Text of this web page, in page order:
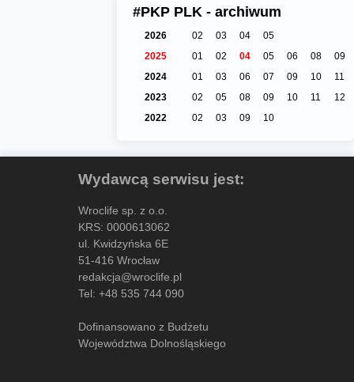
#PKP PLK - archiwum
2026 02 03 04
05
2025
01 02 04 05 06 08
09
2024
01 03 06 07 09 10
11
2023
02 05 08 09 10 11
12
2022
02 03 09 10
Wydawcą serwisu jest:
Wroclife sp. z o.o.
KRS: 0000613062
ul. Kwidzyńska 6E
51-416 Wrocław
redakcja@wroclife.pl
Tel: +48 535 744 090
Dofinansowano z Budżetu
Województwa Dolnośląskiego